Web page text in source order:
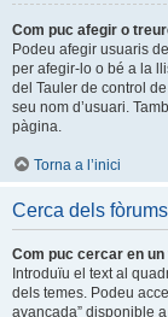
Com puc afegir o
Podeu afegir usuaris
per afegir-lo o bé a la
del Tauler de control
seu nom d’usuari.
pàgina.
Torna a l’inici
Cerca dels fòrums
Com puc cercar en
Introduïu el text al
dels temes. Podeu
avançada” disponible